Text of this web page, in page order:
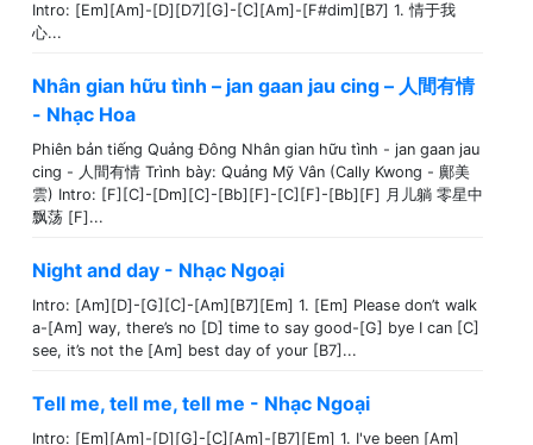
Intro: [Em][Am]-[D][D7][G]-[C][Am]-[F#dim][B7] 1. 情于我
心...
Nhân gian hữu tình – jan gaan jau cing – 人間有情
- Nhạc Hoa
Phiên bản tiếng Quảng Đông Nhân gian hữu tình - jan gaan jau
cing - 人間有情 Trình bày: Quảng Mỹ Vân (Cally Kwong - 鄺美
雲) Intro: [F][C]-[Dm][C]-[Bb][F]-[C][F]-[Bb][F] 月儿躺 零星中
飘荡 [F]...
Night and day - Nhạc Ngoại
Intro: [Am][D]-[G][C]-[Am][B7][Em] 1. [Em] Please don’t walk
a-[Am] way, there’s no [D] time to say good-[G] bye I can [C]
see, it’s not the [Am] best day of your [B7]...
Tell me, tell me, tell me - Nhạc Ngoại
Intro: [Em][Am]-[D][G]-[C][Am]-[B7][Em] 1. I've been [Am]